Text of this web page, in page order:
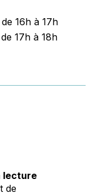
16h à 17h
17h à 18h
lecture
de